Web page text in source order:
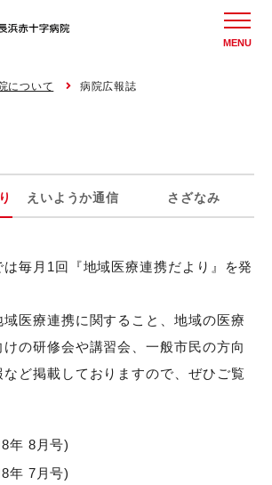
MENU
について 病院広報誌
えいようか通信 さざなみ
毎月1回『地域医療連携だより』を発
医療連携に関すること、地域の医療
の研修会や講習会、一般市民の方向
など掲載しておりますので、ぜひご覧
年 8月号)
年 7月号)